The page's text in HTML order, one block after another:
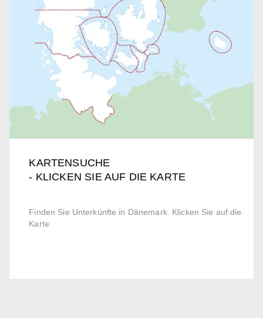
KARTENSUCHE
- KLICKEN SIE AUF DIE KARTE
Finden Sie Unterkünfte in Dänemark. Klicken Sie auf die
Karte